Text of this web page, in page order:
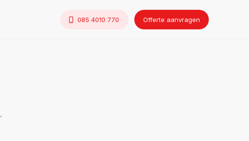
085 4010 770 Offerte aanvragen